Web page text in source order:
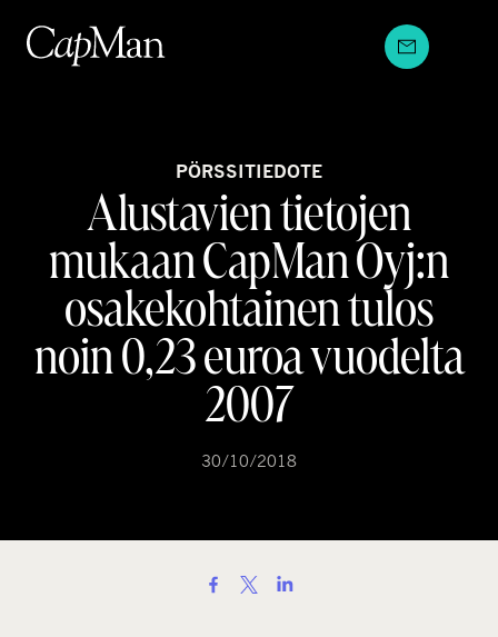
sisältöön
PÖRSSITIEDOTE
Alustavien tietojen
mukaan CapMan Oyj:n
osakekohtainen tulos
noin 0,23 euroa vuodelta
2007
30/10/2018